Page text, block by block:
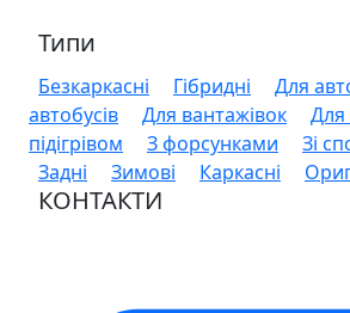
Типи
Безкаркасні Гібридні Для
автобусів
Для вантажівок Для
підігрівом
З форсунками
Зі
Задні
Зимові Каркасні
КОНТАКТИ